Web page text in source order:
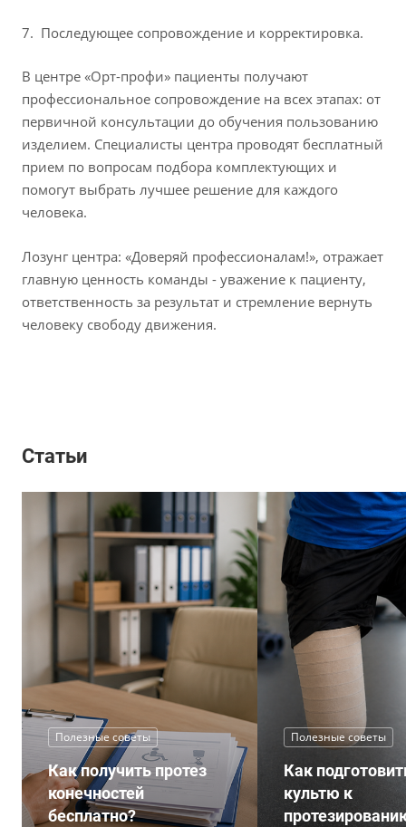
Последующее сопровождение и корректировка.
В центре «Орт-профи» пациенты получают
профессиональное сопровождение на всех этапах: от
первичной консультации до обучения пользованию
изделием. Специалисты центра проводят бесплатный
прием по вопросам подбора комплектующих и
помогут выбрать лучшее решение для каждого
человека.
Лозунг центра: «Доверяй профессионалам!», отражает
главную ценность команды - уважение к пациенту,
ответственность за результат и стремление вернуть
человеку свободу движения.
Статьи
Полезные советы
Как получить протез
конечностей
бесплатно?
Полезные советы
Как
культю к